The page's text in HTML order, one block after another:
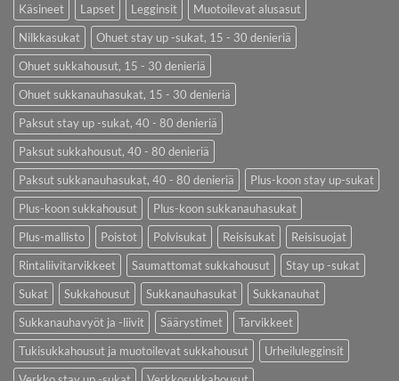
Käsineet
Lapset Legginsit
Muotoilevat alusasut
Nilkkasukat
Ohuet stay up -sukat, 15 - 30 denieriä
Ohuet sukkahousut, 15 - 30 denieriä
Ohuet sukkanauhasukat, 15 - 30 denieriä
Paksut stay up -sukat, 40 - 80 denieriä
Paksut sukkahousut, 40 - 80 denieriä
Paksut sukkanauhasukat, 40 - 80 denieriä
Plus-koon stay up-sukat
Plus-koon sukkahousut
Plus-koon sukkanauhasukat
Plus-mallisto
Poistot Polvisukat Reisisukat
Reisisuojat
Rintaliivitarvikkeet
Saumattomat sukkahousut
Stay up -sukat
Sukat
Sukkahousut Sukkanauhasukat
Sukkanauhat
Sukkanauhavyöt ja -liivit
Säärystimet
Tarvikkeet
Tukisukkahousut ja muotoilevat sukkahousut
Urheilulegginsit